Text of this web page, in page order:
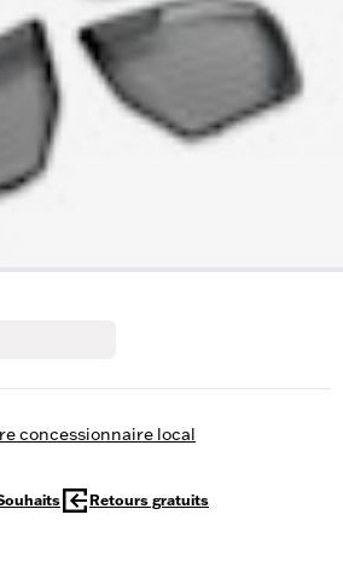
concessionnaire local
Retours gratuits